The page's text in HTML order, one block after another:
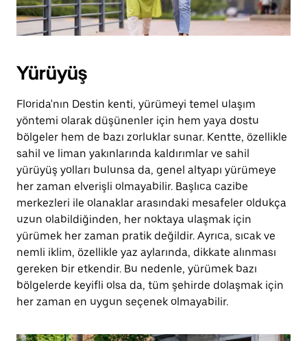
Yürüyüş
Florida'nın Destin kenti, yürümeyi temel ulaşım
yöntemi olarak düşünenler için hem yaya dostu
bölgeler hem de bazı zorluklar sunar. Kentte, özellikle
sahil ve liman yakınlarında kaldırımlar ve sahil
yürüyüş yolları bulunsa da, genel altyapı yürümeye
her zaman elverişli olmayabilir. Başlıca cazibe
merkezleri ile olanaklar arasındaki mesafeler oldukça
uzun olabildiğinden, her noktaya ulaşmak için
yürümek her zaman pratik değildir. Ayrıca, sıcak ve
nemli iklim, özellikle yaz aylarında, dikkate alınması
gereken bir etkendir. Bu nedenle, yürümek bazı
bölgelerde keyifli olsa da, tüm şehirde dolaşmak için
her zaman en uygun seçenek olmayabilir.